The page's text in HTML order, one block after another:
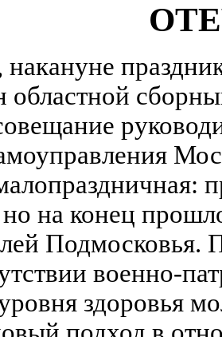
накануне
областной
на конец
Подмосковья.
военно-
здоровья